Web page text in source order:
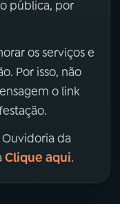
pública, por
os serviços e
Por isso, não
o link
da
Clique aqui.